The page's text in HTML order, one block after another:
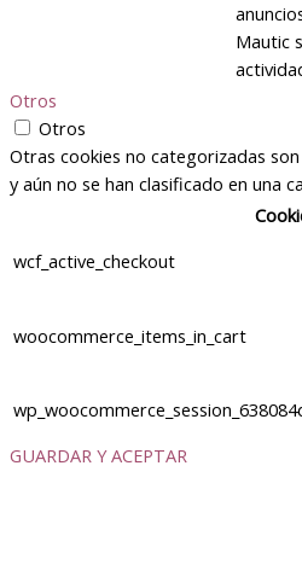
Mautic
Otros
Otros
Otras cookies no categorizadas
y aún no se han clasificado en una
wcf_active_checkout
woocommerce_items_in_cart
GUARDAR Y ACEPTAR